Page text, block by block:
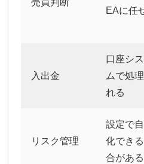
売買判断
EAに任
入出金
口座シ
ムで処
れる
リスク管理
設定で
化でき
合がある